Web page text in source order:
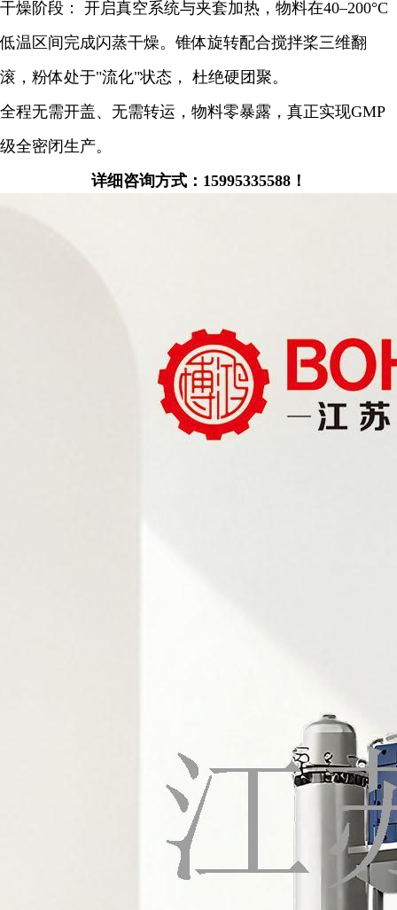
干燥阶段： 开启真空系统与夹套加热，物料在40–200°C
低温区间完成闪蒸干燥。锥体旋转配合搅拌桨三维翻
滚，粉体处于"流化"状态， 杜绝硬团聚。
全程无需开盖、无需转运，物料零暴露，真正实现GMP
级全密闭生产。
详细咨询方式：15995335588！